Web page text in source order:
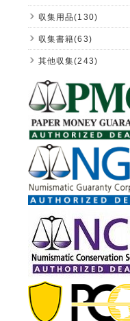
収集用品(130)
収集書籍(63)
其他収集(243)